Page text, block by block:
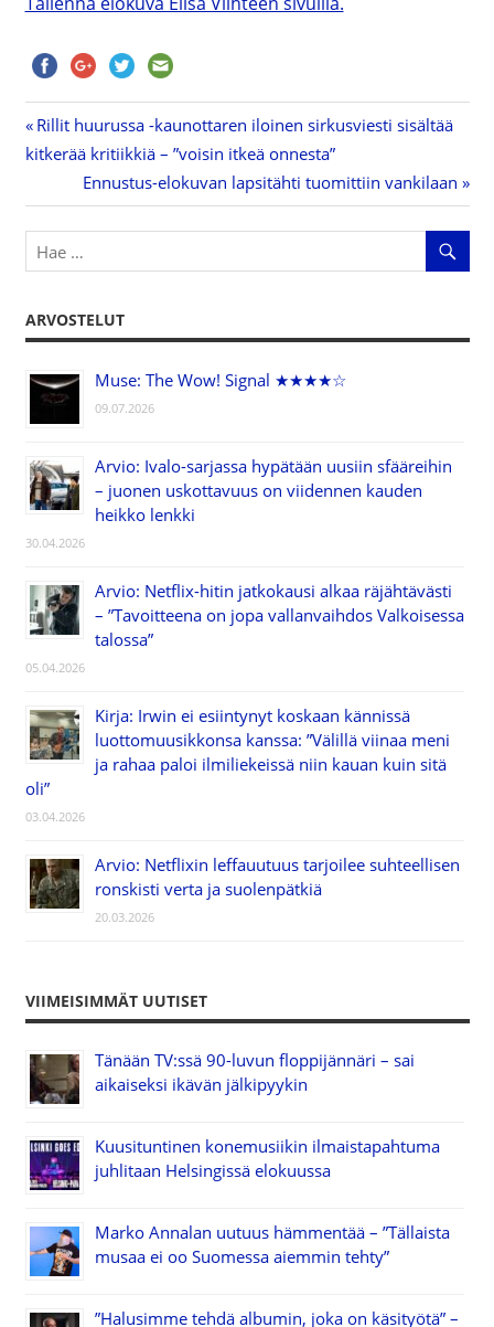
Artikkelien
selaus
Previous
Post:
Rillit huurussa -kaunottaren iloinen sirkusviesti sisältää
kitkerää kritiikkiä – ”voisin itkeä onnesta”
Next
Post:
Ennustus-elokuvan lapsitähti tuomittiin vankilaan
ARVOSTELUT
Muse: The Wow! Signal ★★★★☆
09.07.2026
Arvio: Ivalo-sarjassa hypätään uusiin sfääreihin
– juonen uskottavuus on viidennen kauden
heikko lenkki
30.04.2026
Arvio: Netflix-hitin jatkokausi alkaa räjähtävästi
– ”Tavoitteena on jopa vallanvaihdos Valkoisessa
talossa”
05.04.2026
Kirja: Irwin ei esiintynyt koskaan kännissä
luottomuusikkonsa kanssa: ”Välillä viinaa meni
ja rahaa paloi ilmiliekeissä niin kauan kuin sitä
oli”
03.04.2026
Arvio: Netflixin leffauutuus tarjoilee suhteellisen
ronskisti verta ja suolenpätkiä
20.03.2026
VIIMEISIMMÄT UUTISET
Tänään TV:ssä 90-luvun floppijännäri – sai
aikaiseksi ikävän jälkipyykin
Kuusituntinen konemusiikin ilmaistapahtuma
juhlitaan Helsingissä elokuussa
Marko Annalan uutuus hämmentää – ”Tällaista
musaa ei oo Suomessa aiemmin tehty”
”Halusimme tehdä albumin, joka on käsityötä” –